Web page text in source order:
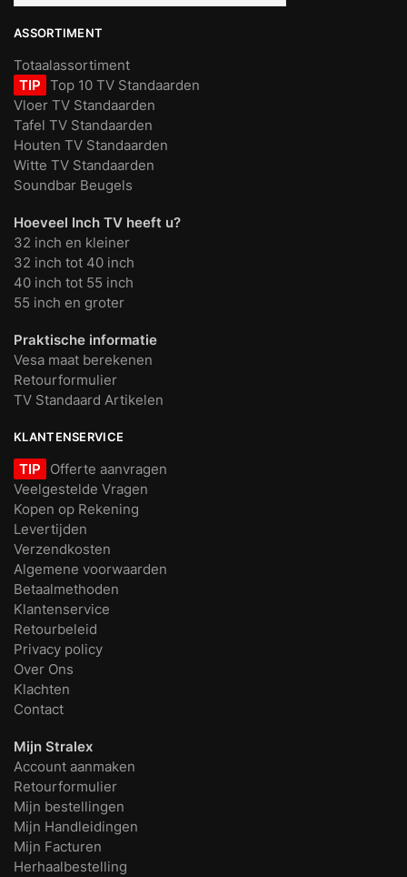
ASSORTIMENT
Totaalassortiment
TIP Top 10 TV Standaarden
Vloer TV Standaarden
Tafel TV Standaarden
Houten TV Standaarden
Witte TV Standaarden
Soundbar Beugels
Hoeveel Inch TV heeft u?
32 inch en kleiner
32 inch tot 40 inch
40 inch tot 55 inch
55 inch en groter
Praktische informatie
Vesa maat berekenen
Retourformulier
TV Standaard Artikelen
KLANTENSERVICE
TIP
Offerte aanvragen
Veelgestelde Vragen
Kopen op Rekening
Levertijden
Verzendkosten
Algemene voorwaarden
Betaalmethoden
Klantenservice
Retourbeleid
Privacy policy
Over Ons
Klachten
Contact
Mijn Stralex
Account aanmaken
Retourformulier
Mijn bestellingen
Mijn Handleidingen
Mijn Facturen
Herhaalbestelling